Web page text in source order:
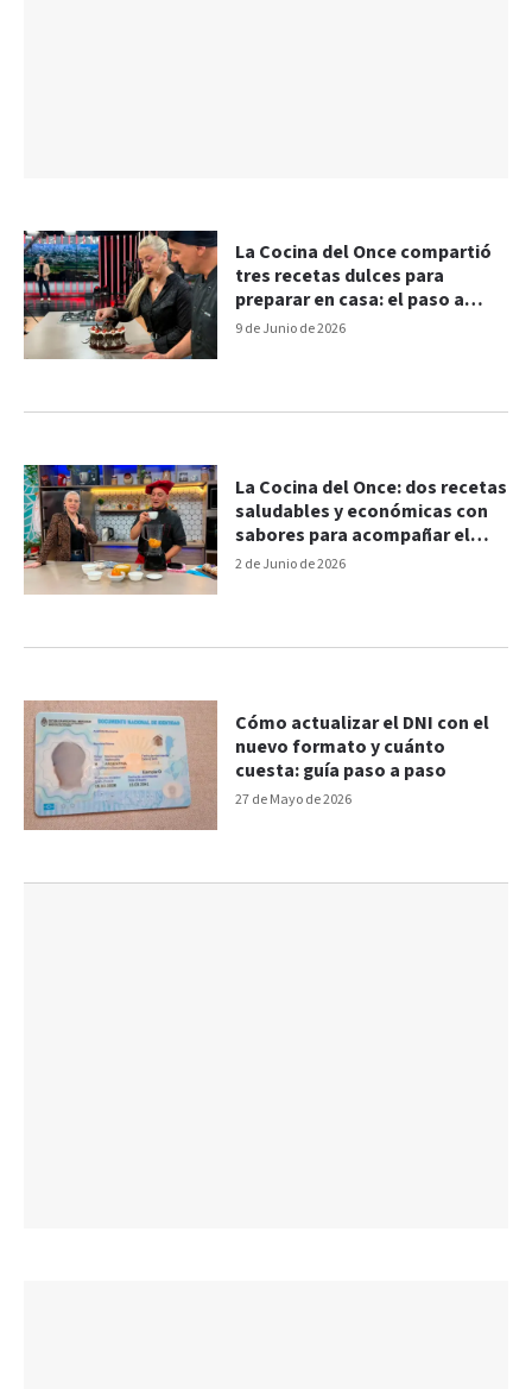
9 de Junio de 2026
La Cocina del Once compartió
tres recetas dulces para
preparar en casa: el paso a
paso
2 de Junio de 2026
La Cocina del Once: dos recetas
saludables y económicas con
sabores para acompañar el
mate
27 de Mayo de 2026
Cómo actualizar el DNI con el
nuevo formato y cuánto
cuesta: guía paso a paso